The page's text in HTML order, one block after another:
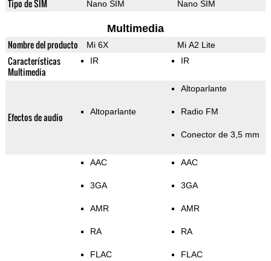
Tipo de SIM Nano SIM Nano SIM
Multimedia
Nombre del producto Mi 6X Mi A2 Lite
Características
Multimedia
IR IR
Efectos de audio Altoparlante
Altoparlante
Radio FM
Conector de 3,5 mm
AAC
3GA
AMR
RA
FLAC
AAC
3GA
AMR
RA
FLAC